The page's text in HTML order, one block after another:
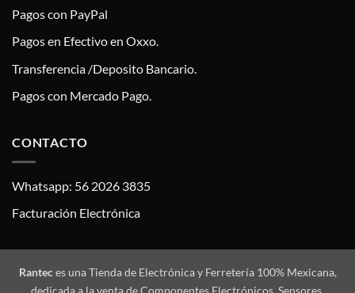
Pagos con PayPal
Pagos en Efectivo en Oxxo.
Transferencia /Deposito Bancario.
Pagos con Mercado Pago.
CONTACTO
Whatsapp: 56 2026 3835
Facturación Electrónica
Ranteces una Tienda de Electrónica y Ferretería 100% Mexicana,